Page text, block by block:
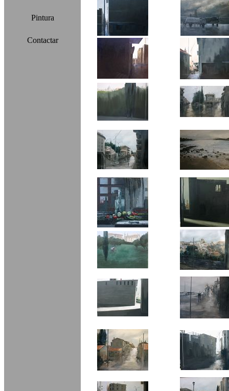
Pintura
Contactar